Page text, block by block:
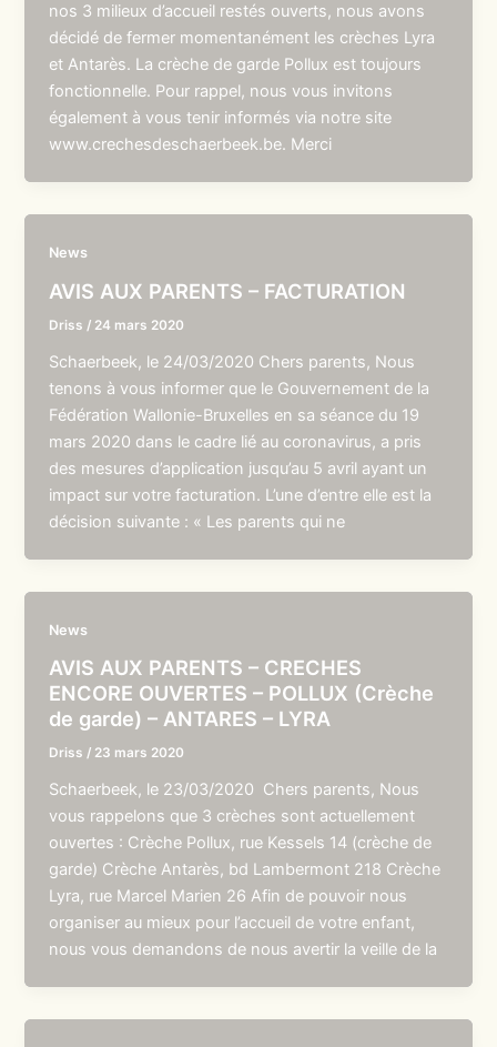
nos 3 milieux d’accueil restés ouverts, nous avons
décidé de fermer momentanément les crèches Lyra
et Antarès. La crèche de garde Pollux est toujours
fonctionnelle. Pour rappel, nous vous invitons
également à vous tenir informés via notre site
www.crechesdeschaerbeek.be. Merci
News
AVIS AUX PARENTS – FACTURATION
Driss / 24 mars 2020
Schaerbeek, le 24/03/2020 Chers parents, Nous
tenons à vous informer que le Gouvernement de la
Fédération Wallonie-Bruxelles en sa séance du 19
mars 2020 dans le cadre lié au coronavirus, a pris
des mesures d’application jusqu’au 5 avril ayant un
impact sur votre facturation. L’une d’entre elle est la
décision suivante : « Les parents qui ne
News
AVIS AUX PARENTS – CRECHES
ENCORE OUVERTES – POLLUX (Crèche
de garde) – ANTARES – LYRA
Driss / 23 mars 2020
Schaerbeek, le 23/03/2020 Chers parents, Nous
vous rappelons que 3 crèches sont actuellement
ouvertes : Crèche Pollux, rue Kessels 14 (crèche de
garde) Crèche Antarès, bd Lambermont 218 Crèche
Lyra, rue Marcel Marien 26 Afin de pouvoir nous
organiser au mieux pour l’accueil de votre enfant,
nous vous demandons de nous avertir la veille de la